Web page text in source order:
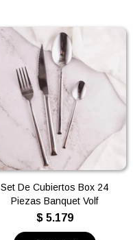
Set De Cubiertos Box 24
Piezas Banquet Volf
$ 5.179